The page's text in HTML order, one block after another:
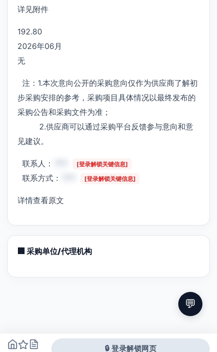
详见附件
192.80
2026年06月
无
注：1.本次意向公开的采购意向仅作为供应商了解初
步采购安排的参考，采购项目具体情况以最终发布的
采购公告和采购文件为准；
2.供应商可以通过采购平台反馈参与意向和意
见建议。
联系人： [登录解锁关键信息]
联系方式： [登录解锁关键信息]
详情查看原文
🏢 采购单位/代理机构
🔒 登录解锁网页
💬